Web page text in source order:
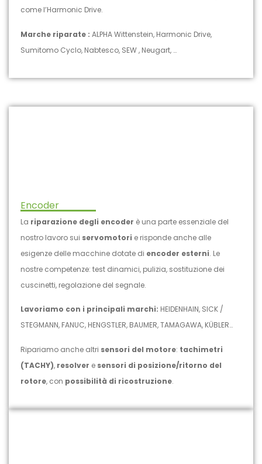
come l’Harmonic Drive.
Marche riparate : ALPHA Wittenstein, Harmonic Drive,
Sumitomo Cyclo, Nabtesco, SEW , Neugart, …
Encoder
La riparazione degli encoder è una parte essenziale del
nostro lavoro sui servomotori e risponde anche alle
esigenze delle macchine dotate di encoder esterni. Le
nostre competenze: test dinamici, pulizia, sostituzione dei
cuscinetti, regolazione del segnale.
Lavoriamo con i principali marchi: HEIDENHAIN, SICK /
STEGMANN, FANUC, HENGSTLER, BAUMER, TAMAGAWA, KÜBLER…
Ripariamo anche altri sensori del motore: tachimetri
(TACHY), resolver e sensori di posizione/ritorno del
rotore, con possibilità di ricostruzione.